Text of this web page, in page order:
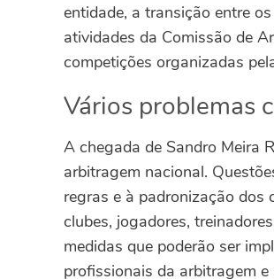
entidade, a transição entre
atividades da Comissão de
competições organizadas
Vários problemas
A chegada de Sandro Meira
arbitragem nacional.
regras e à padronização dos
clubes, jogadores,
medidas que poderão ser
profissionais da arbitragem